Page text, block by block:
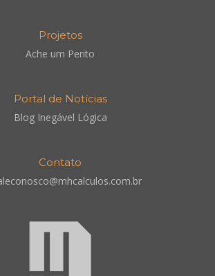
Projetos
Ache um Perito
Portal de Notícias
Blog Inegável Lógica
Contato